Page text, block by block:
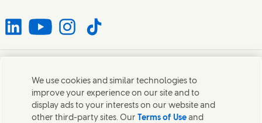
with us on LinkedIn
Connect with us on YouTube
Connect with us on Instagram
Connect with us on TikTok
Contact
Neem contact op met Unilever en onze teams.
We use cookies and similar technologies to
improve your experience on our site and to
display ads to your interests on our website and
other third-party sites. Our Terms of Use and